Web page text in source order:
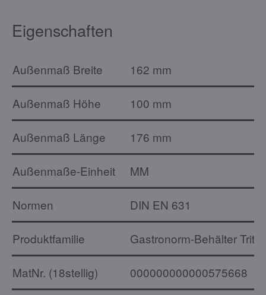
Eigenschaften
Außenmaß Breite 162 mm
Außenmaß Höhe 100 mm
Außenmaß Länge 176 mm
Außenmaße-Einheit MM
Normen DIN EN 631
Produktfamilie Gastronorm-Behälter
MatNr. (18stellig) 000000000000575668